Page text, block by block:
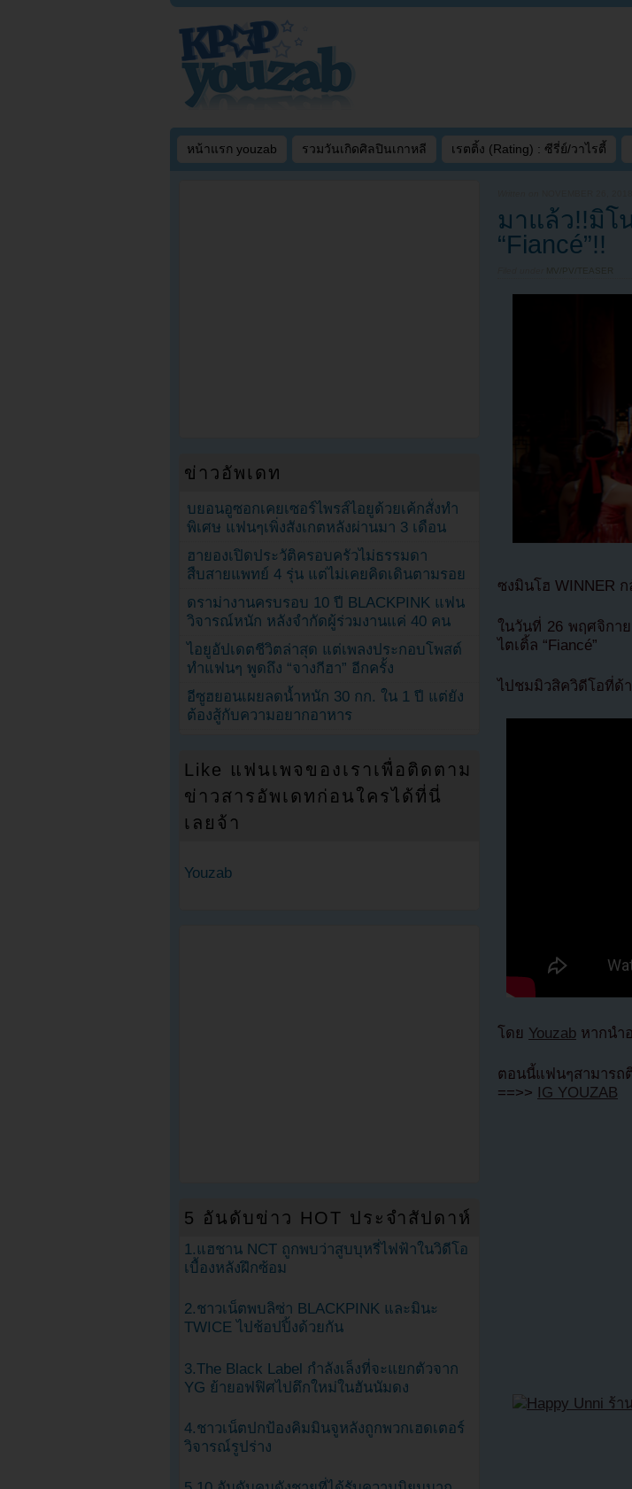
หน้าแรก youzab รวมวันเกิดศิลปินเกาหลี เรตติ้ง (Rating) : ซีรี่ย์/วาไรตี้
มาแล้ว!!มิโ
“Fiancé”!!
MV/PV/TEASER
ซงมินโฮ WINNER ก
ในวันที่ 26 พฤศจิกา
ไตเติ้ล “Fiancé”
ไปชมมิวสิควิดีโอที่ด้า
โดย Youzab หากนำ
ตอนนี้แฟนๆสามารถ
==>> IG YOUZAB
ข่าวอัพเดท
บยอนอูซอกเคยเซอร์ไพรส์ไอยูด้วยเค้กสั่งทำ
พิเศษ แฟนๆเพิ่งสังเกตหลังผ่านมา 3 เดือน
ฮายองเปิดประวัติครอบครัวไม่ธรรมดา
สืบสายแพทย์ 4 รุ่น แต่ไม่เคยคิดเดินตามรอย
ดราม่างานครบรอบ 10 ปี BLACKPINK แฟน
วิจารณ์หนัก หลังจำกัดผู้ร่วมงานแค่ 40 คน
ไอยูอัปเดตชีวิตล่าสุด แต่เพลงประกอบโพสต์
ทำแฟนๆ พูดถึง “จางกีฮา” อีกครั้ง
อีซูฮยอนเผยลดน้ำหนัก 30 กก. ใน 1 ปี แต่ยัง
ต้องสู้กับความอยากอาหาร
Like แฟนเพจของเราเพื่อติดตาม
ข่าวสารอัพเดทก่อนใครได้ที่นี่
เลยจ้า
Youzab
5 อันดับข่าว HOT ประจำสัปดาห์
1.แฮชาน NCT ถูกพบว่าสูบบุหรี่ไฟฟ้าในวิดีโอ
เบื้องหลังฝึกซ้อม
2.ชาวเน็ตพบลิซ่า BLACKPINK และมินะ
TWICE ไปช้อปปิ้งด้วยกัน
3.The Black Label กำลังเล็งที่จะแยกตัวจาก
YG ย้ายอฟฟิศไปตึกใหม่ในฮันนัมดง
4.ชาวเน็ตปกป้องคิมมินจูหลังถูกพวกเฮดเตอร์
วิจารณ์รูปร่าง